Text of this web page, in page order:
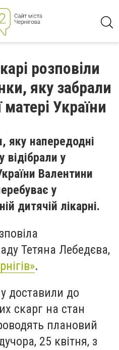
розповіли
яку забрали
України
яку напередодні
у
Валентини
у
дитячій лікарні.
Тетяна Лебедєва,
.
доставили до
скарг на стан
плановий
25 квітня, з